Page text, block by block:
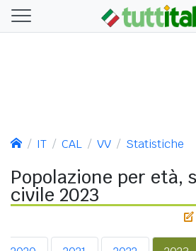
IT CAL VV Statistiche
Popolazione per età,
civile 2023